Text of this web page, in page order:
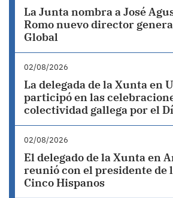
La Junta nombra a José
Romo nuevo director
Global
02/08/2026
La delegada de la Xunta en
participó en las
colectividad gallega por el
02/08/2026
El delegado de la Xunta en
reunió con el presidente de
Cinco Hispanos